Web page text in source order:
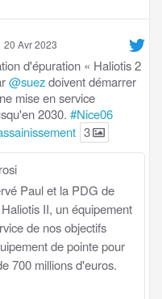
20 Avr 2023
d'épuration « Haliotis 2
@suezdoivent démarrer
mise en service
2030. #Nice06
3
Paul et la PDG de
II, un équipement
de nos objectifs
de pointe pour
700 millions d'euros.